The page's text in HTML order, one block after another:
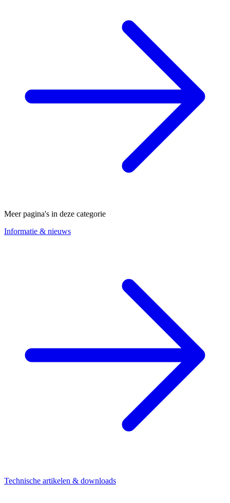
Meer pagina's in deze categorie
Informatie & nieuws
Technische artikelen & downloads